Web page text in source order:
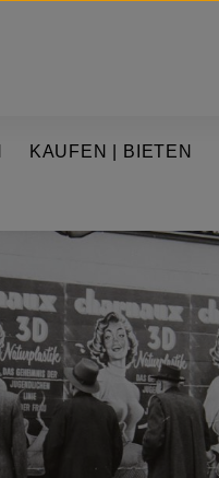
KAUFEN | BIETEN